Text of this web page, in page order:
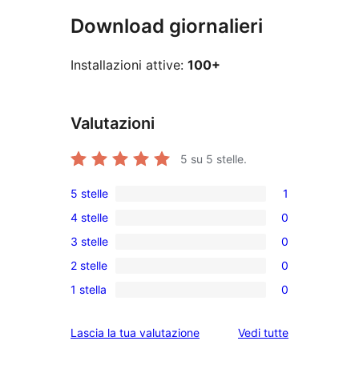
Download giornalieri
Installazioni attive: 100+
Valutazioni
5 su 5 stelle.
5-
recensioni
a
stelle
5 stelle 1
recensioni
a
4-
4 stelle 0
0
recensioni
a
stelle
3 stelle 0
recensioni
2-
2 stelle 0
a
1 stella 0
Lascia la tua valutazione Vedi tuttele